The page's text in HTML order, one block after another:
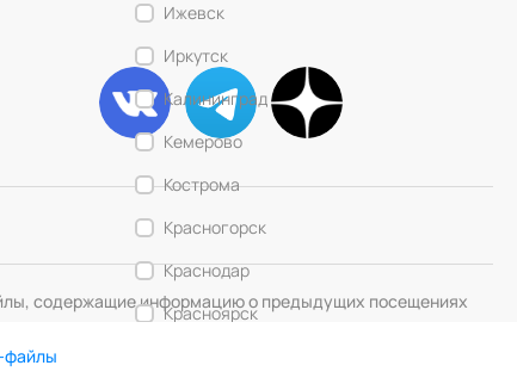
Ижевск
Иркутск
Калининград
Кемерово
Кострома
Красногорск
Краснодар
Красноярск
содержащие информацию о предыдущих посещениях
файлы